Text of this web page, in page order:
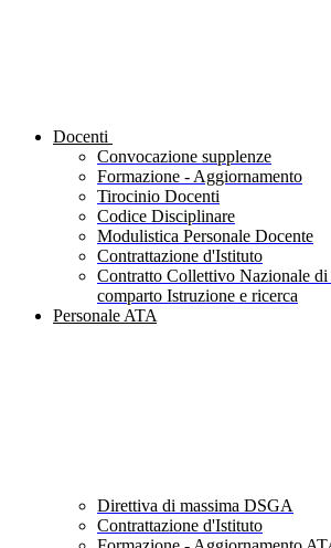
Docenti
Convocazione supplenze
Formazione - Aggiornamento
Tirocinio Docenti
Codice Disciplinare
Modulistica Personale Docente
Contrattazione d'Istituto
Contratto Collettivo Nazionale
comparto Istruzione e ricerca
Personale ATA
Direttiva di massima DSGA
Contrattazione d'Istituto